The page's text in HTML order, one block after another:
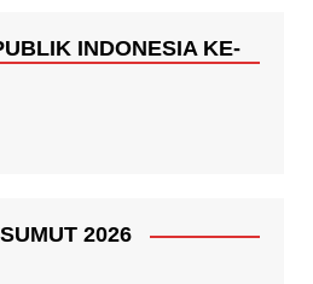
INDONESIA KE-
2026